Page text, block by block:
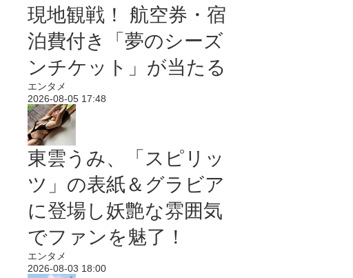
現地観戦！ 航空券・宿
泊費付き「夢のシーズ
ンチケット」が当たる
エンタメ
2026-08-05 17:48
東雲うみ、「スピリッ
ツ」の表紙＆グラビア
に登場し妖艶な雰囲気
でファンを魅了！
エンタメ
2026-08-03 18:00